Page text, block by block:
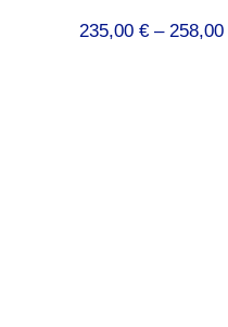
235,00 € – 258,00